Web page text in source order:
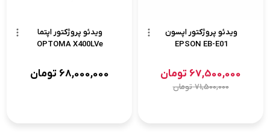
ویدئو پروژکتور اپسون
EPSON EB-E01
67,500,000 تومان
71,500,000تومان
ویدئو پروژکتور اپتما
OPTOMA X400LVe
68,000,000 تومان